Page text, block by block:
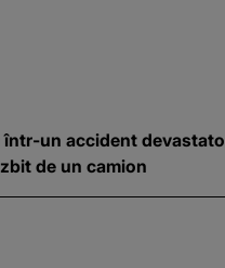
un accident
de un camion